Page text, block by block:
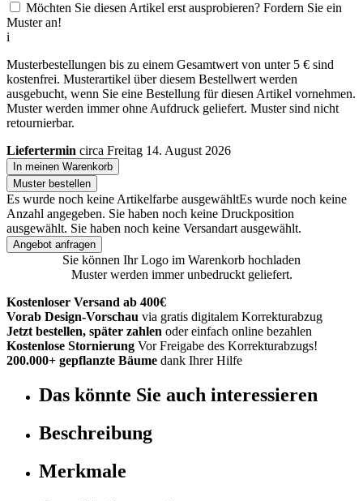
Möchten Sie diesen Artikel erst ausprobieren? Fordern Sie ein
Muster an!
i
Musterbestellungen bis zu einem Gesamtwert von unter 5 € sind
kostenfrei. Musterartikel über diesem Bestellwert werden
ausgebucht, wenn Sie eine Bestellung für diesen Artikel vornehmen.
Muster werden immer ohne Aufdruck geliefert. Muster sind nicht
retournierbar.
Liefertermin circa Freitag 14. August 2026
In meinen Warenkorb
Muster bestellen
Es wurde noch keine Artikelfarbe ausgewähltEs wurde noch keine
Anzahl angegeben. Sie haben noch keine Druckposition
ausgewählt. Sie haben noch keine Versandart ausgewählt.
Angebot anfragen
Sie können Ihr Logo im Warenkorb hochladen
Muster werden immer unbedruckt geliefert.
Kostenloser Versand ab 400€
Vorab Design-Vorschau via gratis digitalem Korrekturabzug
Jetzt bestellen, später zahlen oder einfach online bezahlen
Kostenlose Stornierung Vor Freigabe des Korrekturabzugs!
200.000+ gepflanzte Bäume dank Ihrer Hilfe
Das könnte Sie auch interessieren
Beschreibung
Merkmale